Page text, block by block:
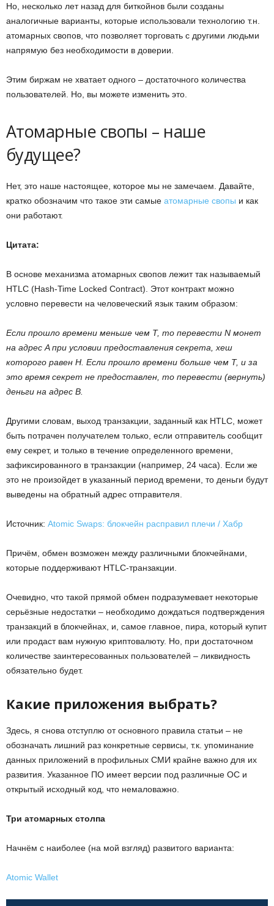
Но, несколько лет назад для биткойнов были созданы
аналогичные варианты, которые использовали технологию т.н.
атомарных свопов, что позволяет торговать с другими людьми
напрямую без необходимости в доверии.
Этим биржам не хватает одного – достаточного количества
пользователей. Но, вы можете изменить это.
Атомарные свопы – наше
будущее?
Нет, это наше настоящее, которое мы не замечаем. Давайте,
кратко обозначим что такое эти самые атомарные свопы и как
они работают.
Цитата:
В основе механизма атомарных свопов лежит так называемый
HTLC (Hash-Time Locked Contract). Этот контракт можно
условно перевести на человеческий язык таким образом:
Если прошло времени меньше чем Т, то перевести N монет
на адрес A при условии предоставления секрета, хеш
которого равен H. Если прошло времени больше чем Т, и за
это время секрет не предоставлен, то перевести (вернуть)
деньги на адрес B.
Другими словам, выход транзакции, заданный как HTLC, может
быть потрачен получателем только, если отправитель сообщит
ему секрет, и только в течение определенного времени,
зафиксированного в транзакции (например, 24 часа). Если же
это не произойдет в указанный период времени, то деньги будут
выведены на обратный адрес отправителя.
Источник: Atomic Swaps: блокчейн расправил плечи / Хабр
Причём, обмен возможен между различными блокчейнами,
которые поддерживают HTLC-транзакции.
Очевидно, что такой прямой обмен подразумевает некоторые
серьёзные недостатки – необходимо дождаться подтверждения
транзакций в блокчейнах, и, самое главное, пира, который купит
или продаст вам нужную криптовалюту. Но, при достаточном
количестве заинтересованных пользователей – ликвидность
обязательно будет.
Какие приложения выбрать?
Здесь, я снова отступлю от основного правила статьи – не
обозначать лишний раз конкретные сервисы, т.к. упоминание
данных приложений в профильных СМИ крайне важно для их
развития. Указанное ПО имеет версии под различные ОС и
открытый исходный код, что немаловажно.
Три атомарных столпа
Начнём с наиболее (на мой взгляд) развитого варианта:
Atomic Wallet